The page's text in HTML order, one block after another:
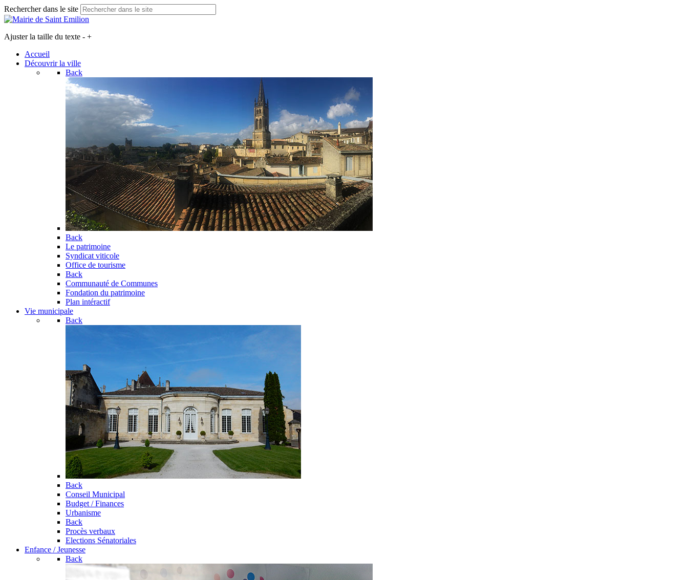
Rechercher dans le site
Ajuster la taille du texte - +
Accueil
Découvrir la ville
Back
Back
Le patrimoine
Syndicat viticole
Office de tourisme
Back
Communauté de Communes
Fondation du patrimoine
Plan intéractif
Vie municipale
Back
Back
Conseil Municipal
Budget / Finances
Urbanisme
Back
Procès verbaux
Elections Sénatoriales
Enfance / Jeunesse
Back